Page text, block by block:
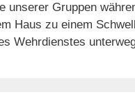
unserer Gruppen
Haus zu einem
Wehrdienstes